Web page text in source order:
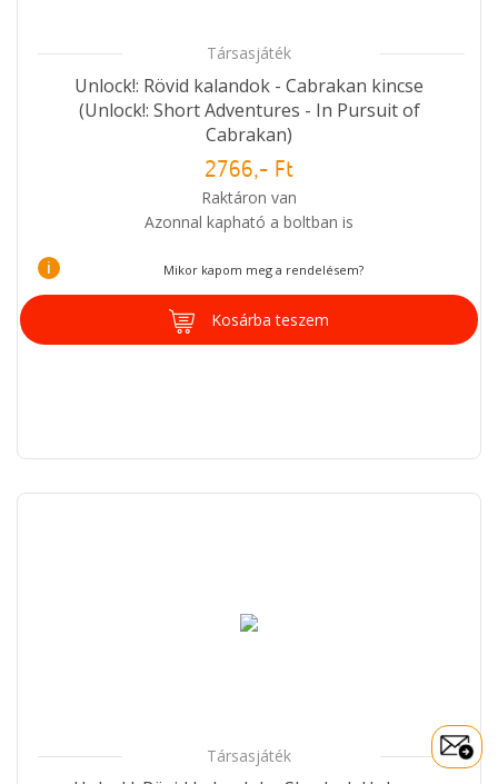
Társasjáték
Unlock!: Rövid kalandok - Cabrakan kincse
(Unlock!: Short Adventures - In Pursuit of
Cabrakan)
2766,- Ft
Raktáron van
Azonnal kapható a boltban is
i Mikor kapom meg a rendelésem?
Kosárba teszem
Társasjáték